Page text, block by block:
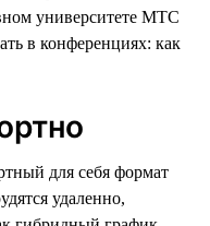
университете МТС
в конференциях: как
для себя формат
удаленно,